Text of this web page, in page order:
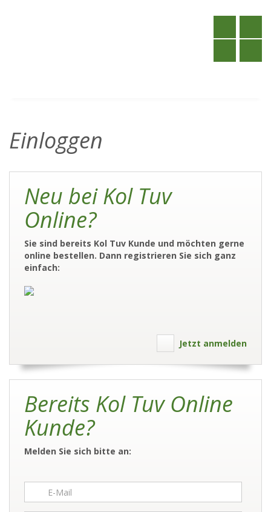
Einloggen
Neu bei Kol Tuv
Online?
Sie sind bereits Kol Tuv Kunde und möchten gerne
online bestellen. Dann registrieren Sie sich ganz
einfach:
Jetzt anmelden
Bereits Kol Tuv Online
Kunde?
Melden Sie sich bitte an: